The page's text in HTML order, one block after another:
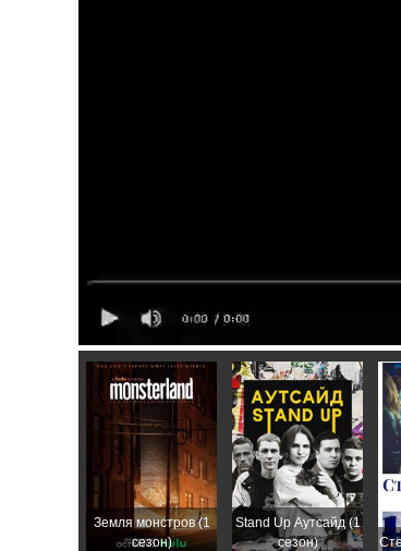
Земля монстров (1
сезон)
Stand Up Аутсайд (1
сезон)